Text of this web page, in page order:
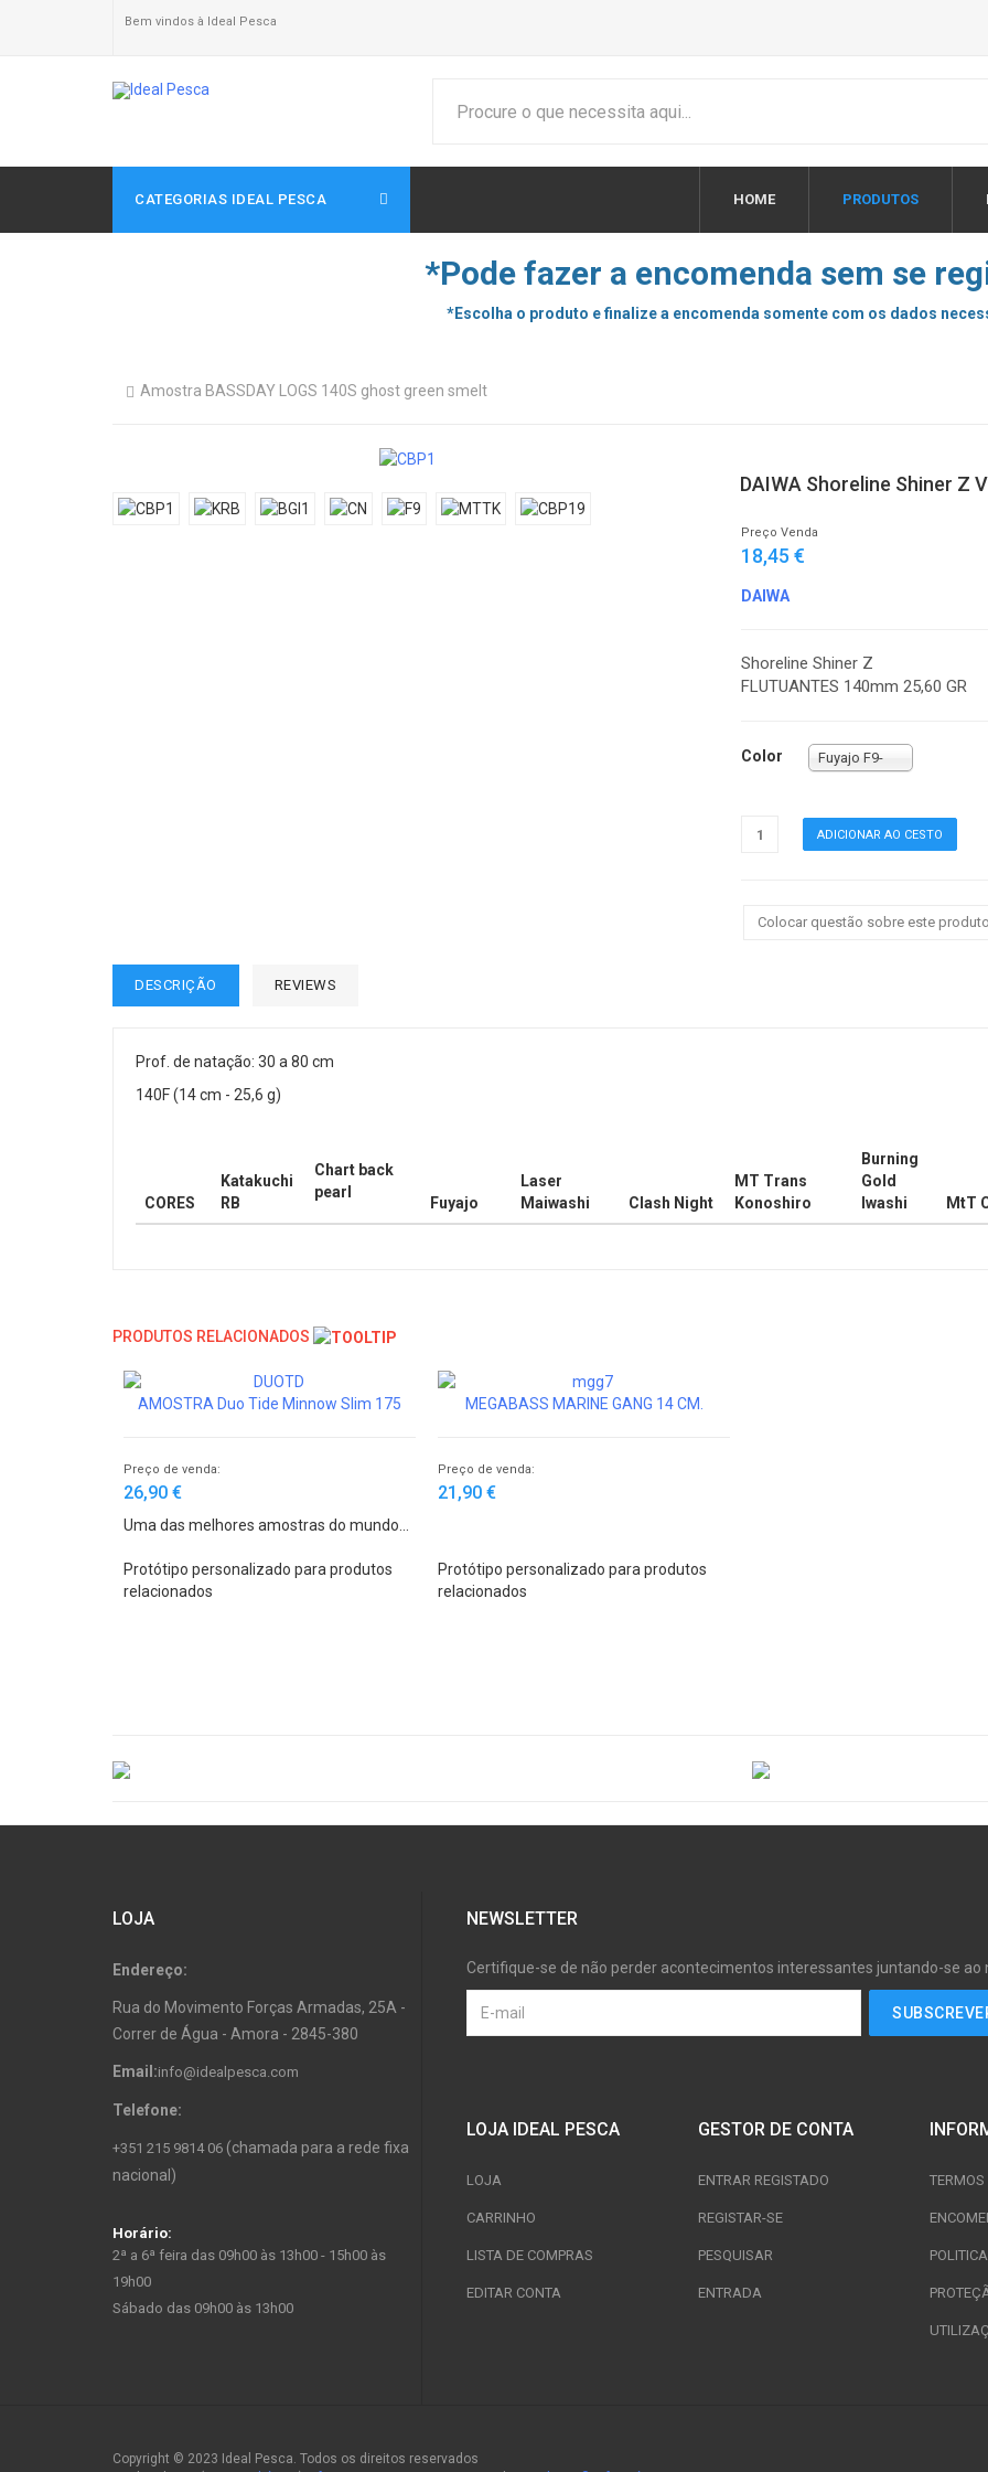
Bem vindos à Ideal Pesca
CATEGORIAS IDEAL PESCA HOME PRODUTOS
*Pode fazer a encomenda sem se
*Escolha o produto e finalize a encomenda somente com os dados
Amostra BASSDAY LOGS 140S ghost green smelt
DAIWA Shoreline Shiner Z
Preço Venda
18,45 €
DAIWA
Shoreline Shiner Z
FLUTUANTES 140mm 25,60 GR
Color Fuyajo F9-
Colocar questão sobre este
DESCRIÇÃO REVIEWS
Prof. de natação: 30 a 80 cm
140F (14 cm - 25,6 g)
CORES
Katakuchi
RB
Chart back
pearl
Fuyajo
Laser
Maiwashi
Clash Night
MT Trans
Konoshiro
Burning
Gold
Iwashi
MtT
PRODUTOS RELACIONADOS
AMOSTRA Duo Tide Minnow Slim 175
Preço de venda:
26,90 €
Uma das melhores amostras do mundo...
Protótipo personalizado para produtos
relacionados
MEGABASS MARINE GANG 14 CM.
Preço de venda:
21,90 €
Protótipo personalizado para produtos
relacionados
LOJA
Endereço:
Rua do Movimento Forças Armadas, 25A -
Correr de Água - Amora - 2845-380
Email:info@idealpesca.com
Telefone:
+351 215 9814 06 (chamada para a rede fixa
nacional)
Horário:
2ª a 6ª feira das 09h00 às 13h00 - 15h00 às
19h00
Sábado das 09h00 às 13h00
NEWSLETTER
Certifique-se de não perder acontecimentos interessantes juntando-se
LOJA IDEAL PESCA
LOJA
CARRINHO
LISTA DE COMPRAS
EDITAR CONTA
GESTOR DE CONTA
ENTRAR REGISTADO
REGISTAR-SE
PESQUISAR
ENTRADA
TERMOS
Copyright © 2023 Ideal Pesca. Todos os direitos reservados